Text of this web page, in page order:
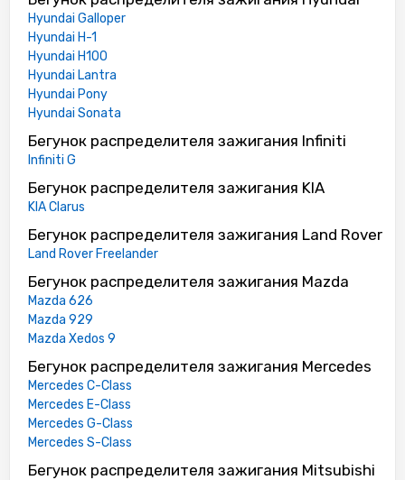
Hyundai Galloper
Hyundai H-1
Hyundai H100
Hyundai Lantra
Hyundai Pony
Hyundai Sonata
Бегунок распределителя зажигания Infiniti
Infiniti G
Бегунок распределителя зажигания KIA
KIA Clarus
Бегунок распределителя зажигания Land Rover
Land Rover Freelander
Бегунок распределителя зажигания Mazda
Mazda 626
Mazda 929
Mazda Xedos 9
Бегунок распределителя зажигания Mercedes
Mercedes C-Class
Mercedes E-Class
Mercedes G-Class
Mercedes S-Class
Бегунок распределителя зажигания Mitsubishi